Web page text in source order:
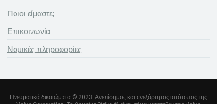
Ποιοι είμαστε;
Επικοινωνία
Νομικές πληροφορίες
Πνευματικά δικαιώματα © 2023. Ανεπίσημος και ανεξάρτητος ιστότοπος της